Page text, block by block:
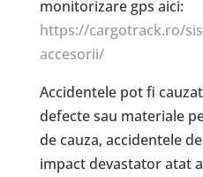
monitorizare gps aici:
https://cargotrack.ro/
accesorii/
Accidentele pot fi
defecte sau materiale
de cauza, accidentele
impact devastator atat